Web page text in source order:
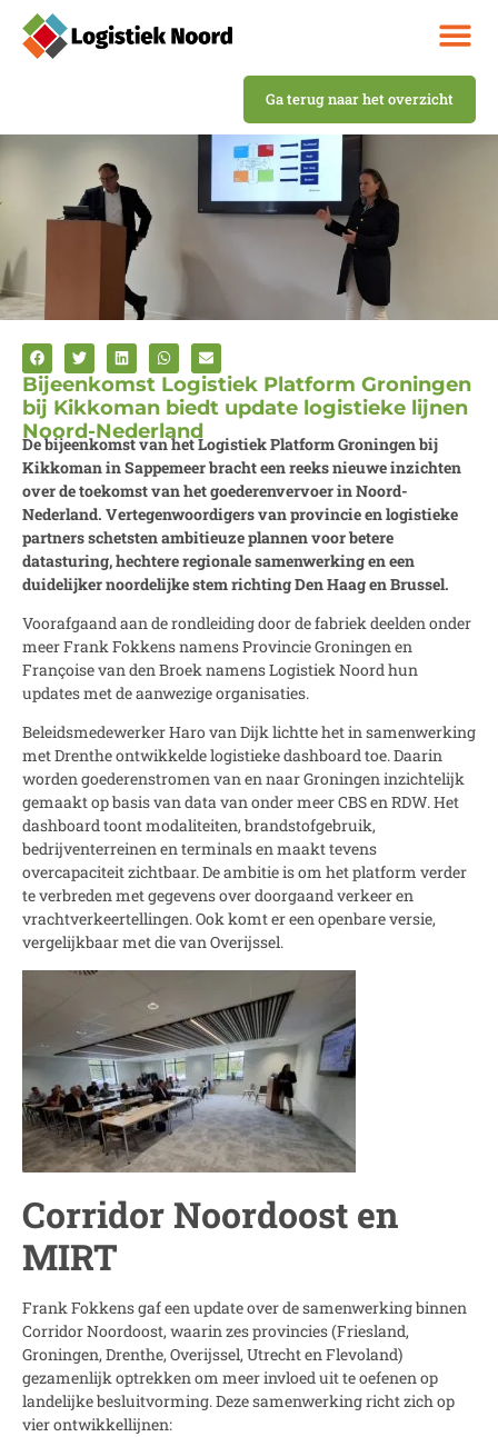
Ga terug naar het overzicht
Bijeenkomst Logistiek Platform Groningen
bij Kikkoman biedt update logistieke lijnen
Noord-Nederland
De bijeenkomst van het Logistiek Platform Groningen bij
Kikkoman in Sappemeer bracht een reeks nieuwe inzichten
over de toekomst van het goederenvervoer in Noord-
Nederland. Vertegenwoordigers van provincie en logistieke
partners schetsten ambitieuze plannen voor betere
datasturing, hechtere regionale samenwerking en een
duidelijker noordelijke stem richting Den Haag en Brussel.
Voorafgaand aan de rondleiding door de fabriek deelden onder
meer Frank Fokkens namens Provincie Groningen en
Françoise van den Broek namens Logistiek Noord hun
updates met de aanwezige organisaties.
Beleidsmedewerker Haro van Dijk lichtte het in samenwerking
met Drenthe ontwikkelde logistieke dashboard toe. Daarin
worden goederenstromen van en naar Groningen inzichtelijk
gemaakt op basis van data van onder meer CBS en RDW. Het
dashboard toont modaliteiten, brandstofgebruik,
bedrijventerreinen en terminals en maakt tevens
overcapaciteit zichtbaar. De ambitie is om het platform verder
te verbreden met gegevens over doorgaand verkeer en
vrachtverkeertellingen. Ook komt er een openbare versie,
vergelijkbaar met die van Overijssel.
Corridor Noordoost en
MIRT
Frank Fokkens gaf een update over de samenwerking binnen
Corridor Noordoost, waarin zes provincies (Friesland,
Groningen, Drenthe, Overijssel, Utrecht en Flevoland)
gezamenlijk optrekken om meer invloed uit te oefenen op
landelijke besluitvorming. Deze samenwerking richt zich op
vier ontwikkellijnen: